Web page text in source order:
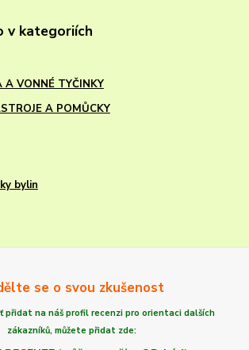
v kategoriích
A VONNÉ TYČINKY
A POMŮCKY
bylin
se o svou zkušenost
přidat na náš profil recenzi pro orientaci dalších
zákazníků, můžete přidat zde: